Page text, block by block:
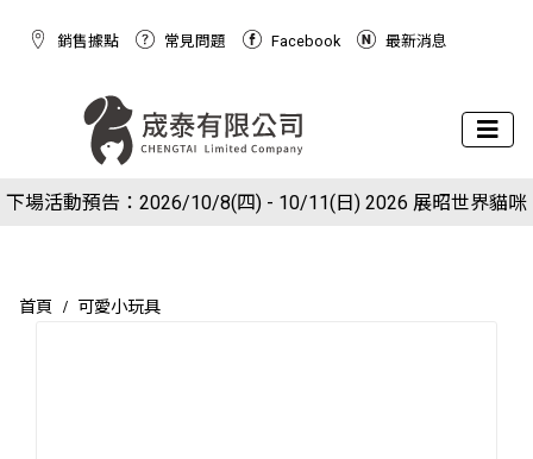
銷售據點 常見問題 Facebook 最新消息
下場活動預告：2026/10/8(四) - 10/11(日) 2026 展昭世界貓咪
首頁 可愛小玩具